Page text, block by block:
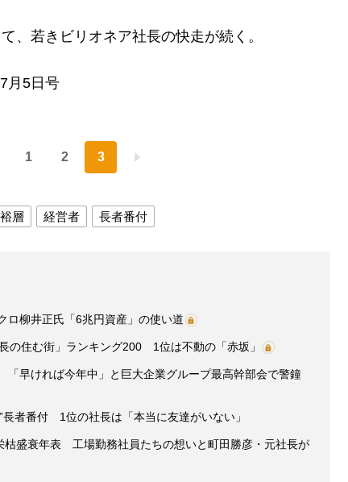
、若きビリオネア社長の快走が続く。
月5日号
1 2 3
層 経営者 長者番付
ロ柳井正氏「6兆円資産」の使い道
の住む街」ランキング200 1位は不動の「赤坂」
早ければ今年中」と巨大企業グループ最高幹部会で警鐘
者番付 1位の社長は「本当に友達がいない」
枯盛衰年表 工場勤務社員たちの想いと町田勝彦・元社長が